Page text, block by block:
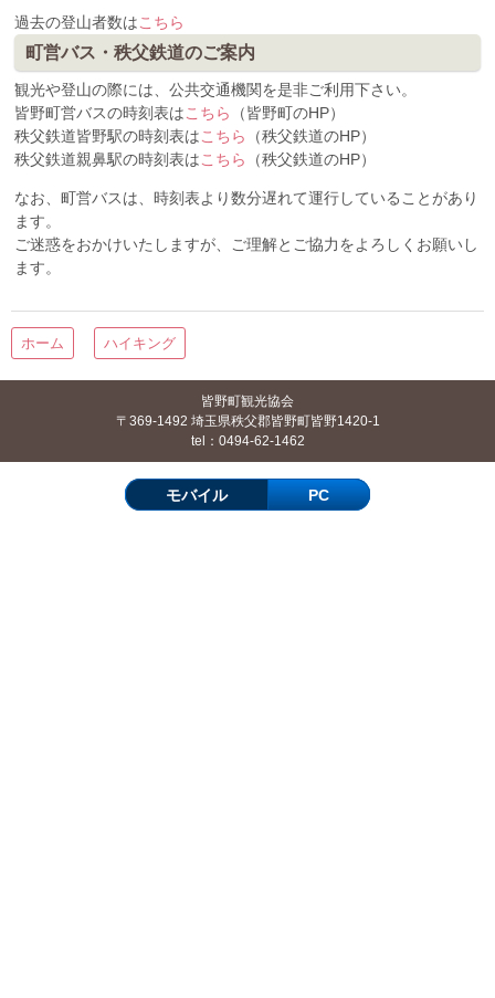
過去の登山者数はこちら
町営バス・秩父鉄道のご案内
観光や登山の際には、公共交通機関を是非ご利用下さい。
皆野町営バスの時刻表はこちら
（皆野町のHP）
秩父鉄道皆野駅の時刻表はこちら
（秩父鉄道のHP）
秩父鉄道親鼻駅の時刻表はこちら （秩父鉄道のHP）
なお、町営バスは、時刻表より数分遅れて運行していることがあり
ます。
ご迷惑をおかけいたしますが、ご理解とご協力をよろしくお願いし
ます。
ホーム ハイキング
皆野町観光協会
〒369-1492 埼玉県秩父郡皆野町皆野1420-1
tel：0494-62-1462
モバイル PC